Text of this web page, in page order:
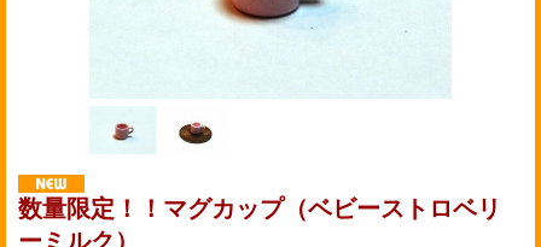
数量限定！！マグカップ（ベビーストロベリ
ーミルク）